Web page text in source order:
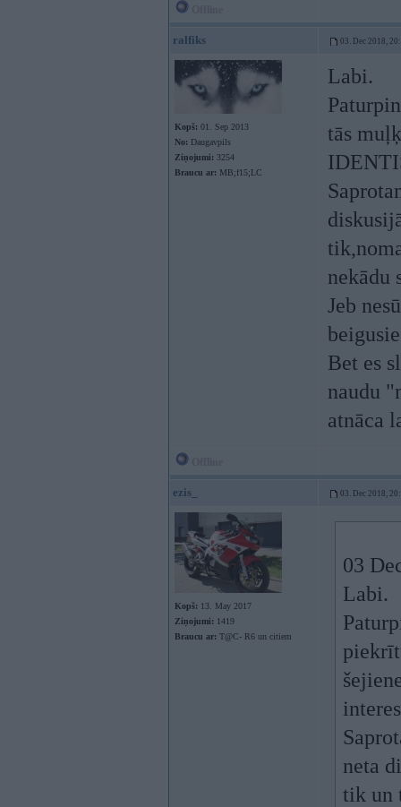
ralfiks 03. Dec 2018,
Kopš: 01. Sep 2013
No: Daugavpils
Ziņojumi: 3254
Braucu ar: MB;f15;LC
Labi.
tās
nekādu
Jeb
Bet es
naudu
atnāca
ezis_ 03. Dec 2018,
Kopš: 13. May 2017
Ziņojumi: 1419
Braucu ar: T@C- R6 un citiem
03
Labi.
neta
tik un